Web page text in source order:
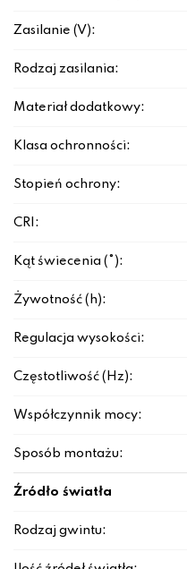
Zasilanie (V):
Rodzaj zasilania:
Materiał dodatkowy:
Klasa ochronności:
Stopień ochrony:
CRI:
Kąt świecenia (°):
Żywotność (h):
Regulacja wysokości:
Częstotliwość (Hz):
Współczynnik mocy:
Sposób montażu:
Źródło światła
Rodzaj gwintu: